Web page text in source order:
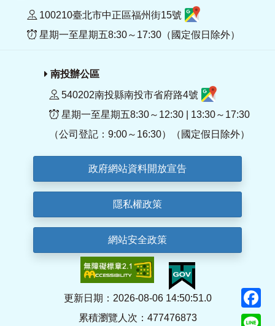
100210臺北市中正區福州街15號
星期一至星期五8:30～17:30（國定假日除外）
南投辦公區
540202南投縣南投市省府路4號
星期一至星期五8:30～12:30 | 13:30～17:30
（公司登記：9:00～16:30）（國定假日除外）
政府網站資料開放宣告
隱私權政策
網站安全政策
更新日期：2026-08-06 14:50:51.0
累積瀏覽人次：477476873